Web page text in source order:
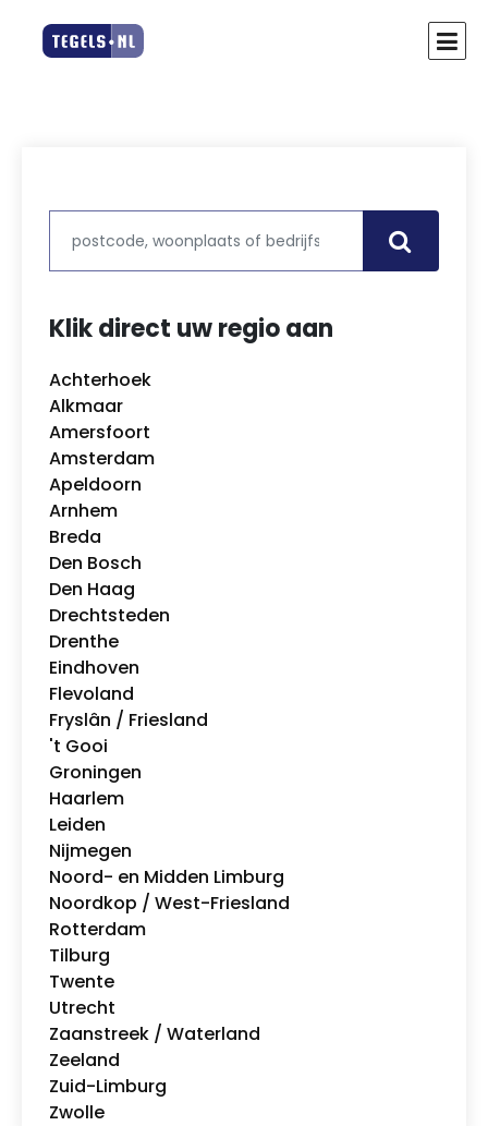
Klik direct uw regio aan
Achterhoek
Alkmaar
Amersfoort
Amsterdam
Apeldoorn
Arnhem
Breda
Den Bosch
Den Haag
Drechtsteden
Drenthe
Eindhoven
Flevoland
Fryslân / Friesland
't Gooi
Groningen
Haarlem
Leiden
Nijmegen
Noord- en Midden Limburg
Noordkop / West-Friesland
Rotterdam
Tilburg
Twente
Utrecht
Zaanstreek / Waterland
Zeeland
Zuid-Limburg
Zwolle